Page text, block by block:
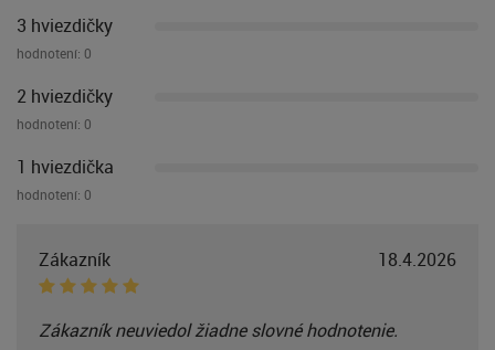
3 hviezdičky
hodnotení: 0
2 hviezdičky
hodnotení: 0
1 hviezdička
hodnotení: 0
Zákazník 18.4.2026
Zákazník neuviedol žiadne slovné hodnotenie.